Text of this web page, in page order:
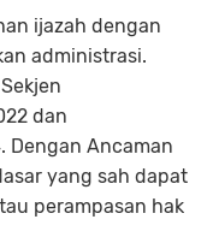
ijazah dengan
administrasi.
dan
Dengan Ancaman
yang sah dapat
perampasan hak